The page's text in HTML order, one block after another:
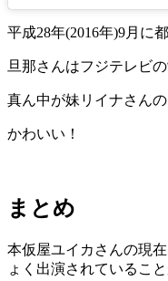
平成28年(2016年)9月に
旦那さんはフジテレビ
真ん中が妹リイナさんの
かわいい！
まとめ
本仮屋ユイカさんの現
ょく出演されているこ